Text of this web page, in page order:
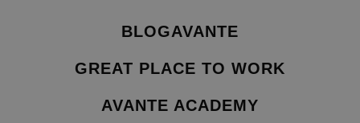
BLOGAVANTE
GREAT PLACE TO WORK
AVANTE ACADEMY